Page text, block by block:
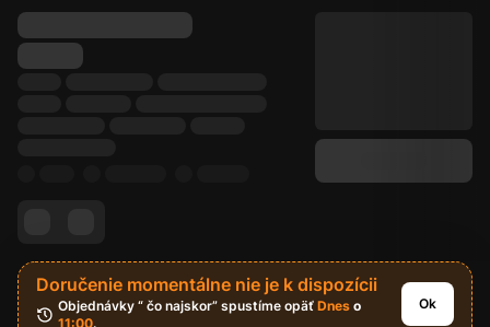
Doručenie momentálne nie je k dispozícii
Objednávky “ čo najskor” spustíme opäť Dnes
o
11:00.
Ok